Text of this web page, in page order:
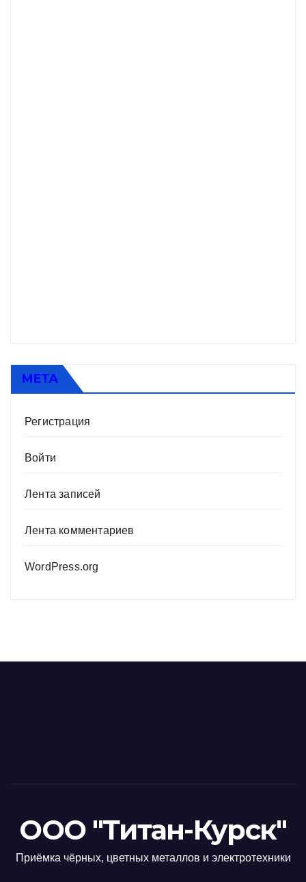
МЕТА
Регистрация
Войти
Лента записей
Лента комментариев
WordPress.org
ООО "Титан-Курск"
Приёмка чёрных, цветных металлов и электротехники